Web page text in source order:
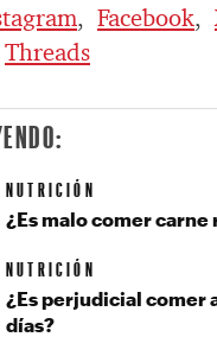
, Facebook,
Threads
NUTRICIÓN
¿Es malo comer carne
NUTRICIÓN
¿Es perjudicial comer
días?